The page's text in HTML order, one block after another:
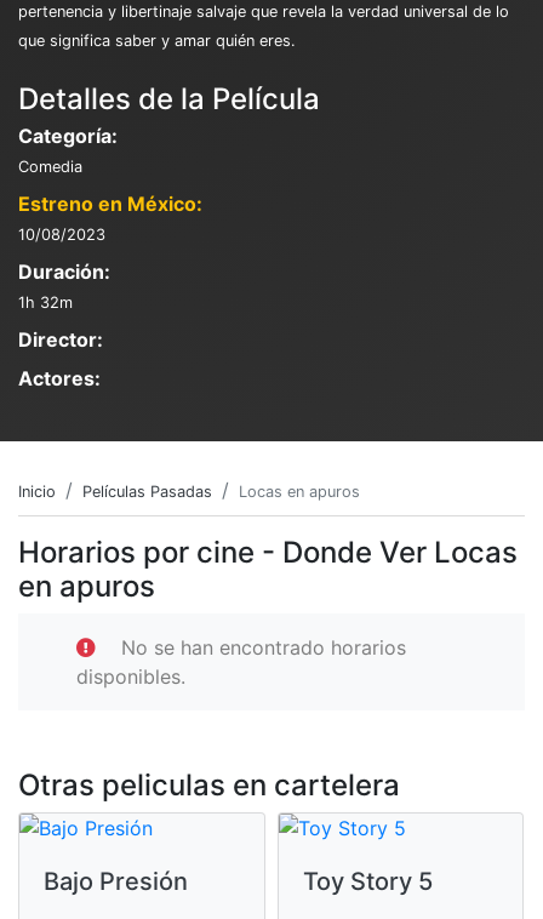
pertenencia y libertinaje salvaje que revela la verdad universal de lo
que significa saber y amar quién eres.
Detalles de la Película
Categoría:
Comedia
Estreno en México:
10/08/2023
Duración:
1h 32m
Director:
Actores:
Inicio Películas Pasadas Locas en apuros
Horarios por cine - Donde Ver Locas
en apuros
No se han encontrado horarios
disponibles.
Otras peliculas en cartelera
Bajo Presión Toy Story 5